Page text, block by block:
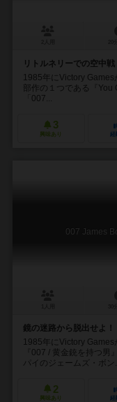
リトルネリーでの空中戦
1985年にVictory
部作の１つである『
「007...
3
興味あり 経
007 James
鏡の迷路から脱出せよ！
1985年にVictory
『007 / 黄金銃を持つ男
パイのジェームズ・ボン...
2
興味あり 経